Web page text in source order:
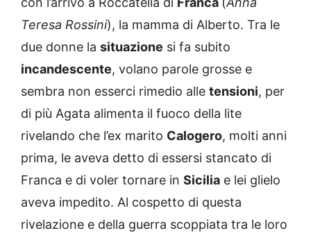
Teresa Rossini), la mamma di Alberto. Tra le
due donne la situazione si fa subito
incandescente, volano parole grosse e
sembra non esserci rimedio alle tensioni, per
di più Agata alimenta il fuoco della lite
rivelando che l’ex marito Calogero, molti anni
prima, le aveva detto di essersi stancato di
Franca e di voler tornare in Sicilia e lei glielo
aveva impedito. Al cospetto di questa
rivelazione e della guerra scoppiata tra le loro